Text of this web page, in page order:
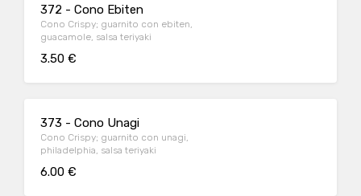
372 - Cono Ebiten
Cono Crispy; guarnito con ebiten,
guacamole, salsa teriyaki
3.50 €
373 - Cono Unagi
Cono Crispy; guarnito con unagi,
philadelphia, salsa teriyaki
6.00 €